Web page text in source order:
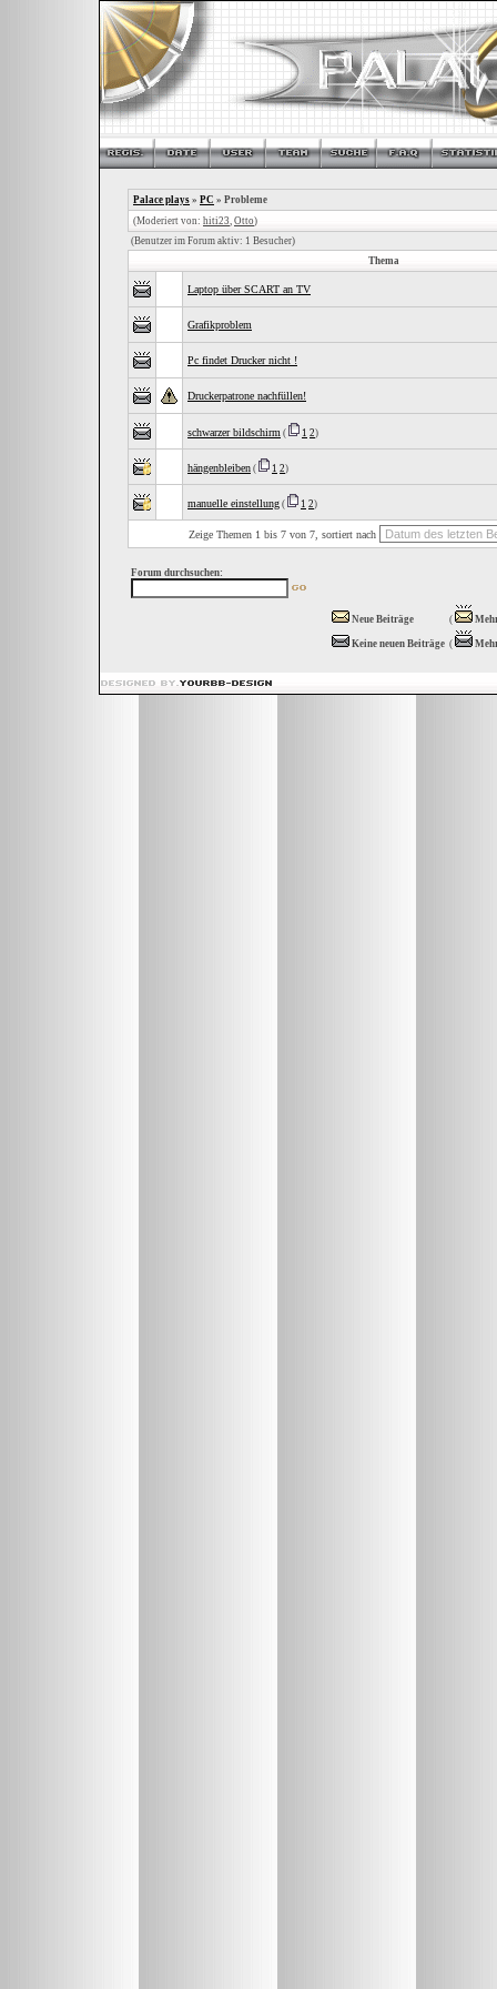
Palace plays » PC » Probleme
(Moderiert von: hiti23, Otto)
(Benutzer im Forum aktiv: 1 Besucher)
Thema
Laptop über SCART an TV
Grafikproblem
Pc findet Drucker nicht !
Druckerpatrone nachfüllen!
schwarzer bildschirm ( 1 2)
hängenbleiben ( 1 2)
manuelle einstellung ( 1 2)
Zeige Themen 1 bis 7 von 7, sortiert nach
Forum durchsuchen:
Neue Beiträge (
Keine neuen Beiträge (